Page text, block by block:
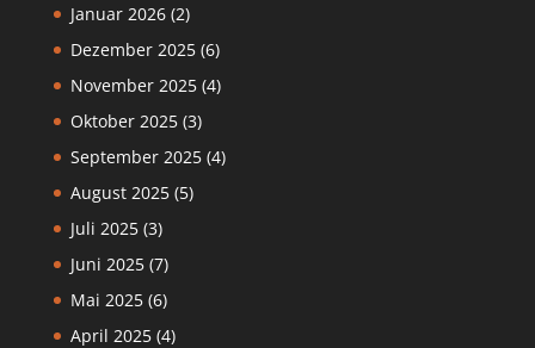
Januar 2026(2)
Dezember 2025(6)
November 2025(4)
Oktober 2025(3)
September 2025(4)
August 2025(5)
Juli 2025(3)
Juni 2025(7)
Mai 2025(6)
April 2025(4)